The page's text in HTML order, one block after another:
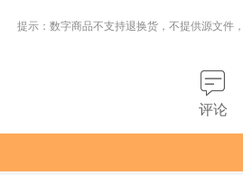
提示：数字商品不支持退换货，不提供源文件
评论